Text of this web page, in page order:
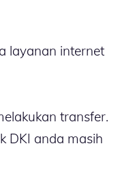
layanan internet
transfer.
DKI anda masih